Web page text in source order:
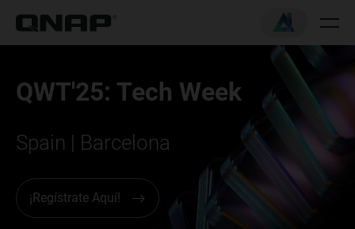
QWT'25: Tech Week
Spain | Barcelona
¡Regístrate Aquí!